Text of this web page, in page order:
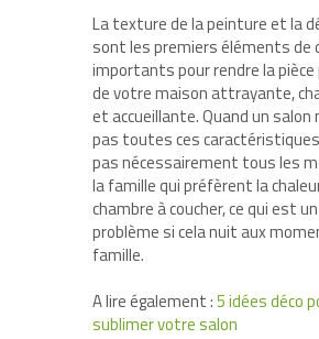
La texture de la peinture et la
sont les premiers éléments de
importants pour rendre la pièce
de votre maison attrayante,
et accueillante. Quand un salon
pas toutes ces
pas nécessairement tous les
la famille qui préfèrent la
chambre à coucher, ce qui est
problème si cela nuit aux
famille.
A lire également :5 idées déco
sublimer votre salon